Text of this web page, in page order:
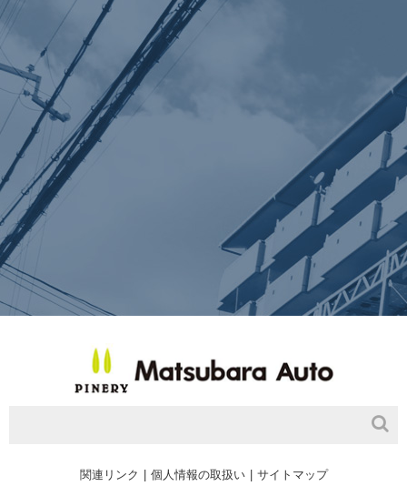
関連リンク 個人情報の取扱い サイトマップ